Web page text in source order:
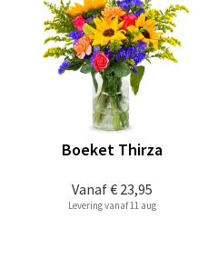
Vanaf€ 23,95
Boeket Thirza
Levering vanaf 11 aug